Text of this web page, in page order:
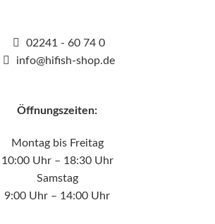
02241 - 60 74 0
info@hifish-shop.de
Öffnungszeiten:
Montag bis Freitag
10:00 Uhr – 18:30 Uhr
Samstag
9:00 Uhr – 14:00 Uhr